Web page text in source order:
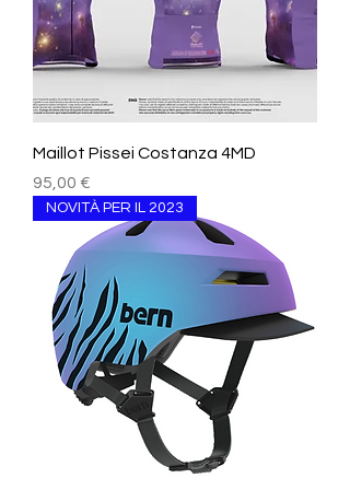
Maillot Pissei Costanza 4MD
Prezzo
95,00 €
NOVITÀ PER IL 2023